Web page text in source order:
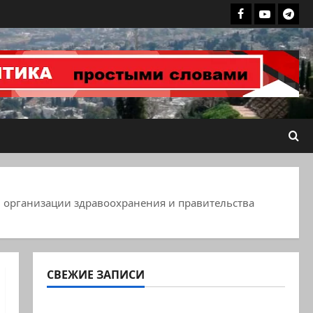
Facebook
группа
Youtube
здравоохранения и правительства
СВЕЖИЕ ЗАПИСИ